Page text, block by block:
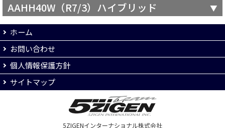
AAHH40W（R7/3）ハイブリッド
ホーム
お問い合わせ
個人情報保護方針
サイトマップ
5ZIGENインターナショナル株式会社